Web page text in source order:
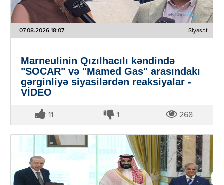
07.08.2026 18:07 Siyasət
Marneulinin Qızılhacılı kəndində
"SOCAR" və "Mamed Gas" arasındakı
gərginliyə siyasilərdən reaksiyalar -
VİDEO
11 1 268